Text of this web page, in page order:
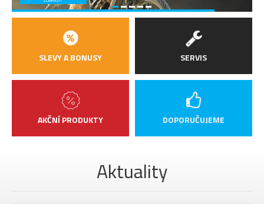
SLEVY A BONUSY
AKČNÍ PRODUKTY
SERVIS
DOPORUČUJEME
Aktuality